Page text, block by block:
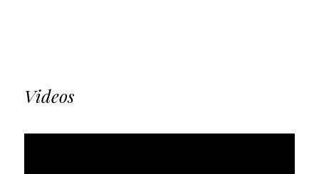
Videos